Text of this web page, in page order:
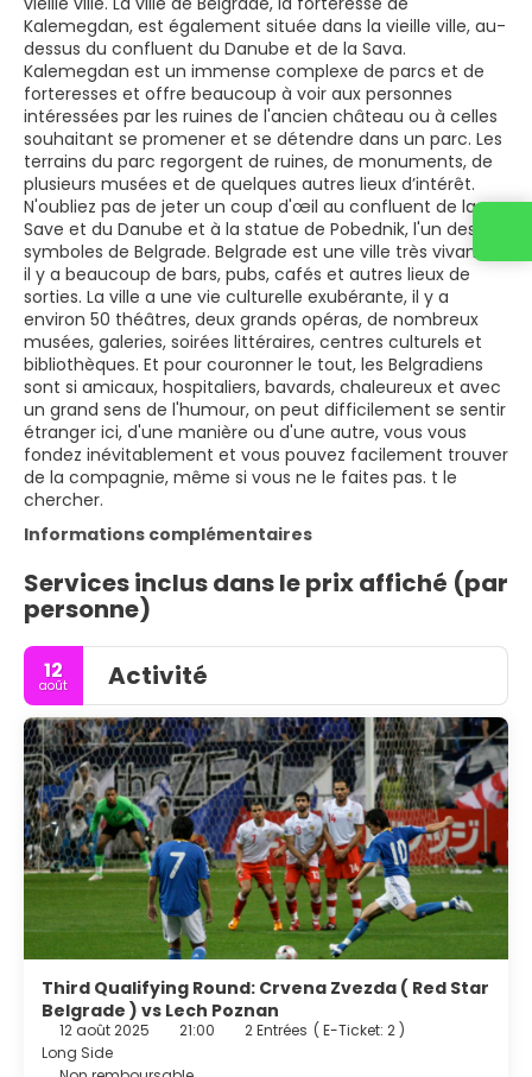
Kalemegdan, est également située dans la vieille ville, au-
dessus du confluent du Danube et de la Sava.
Kalemegdan est un immense complexe de parcs et de
forteresses et offre beaucoup à voir aux personnes
intéressées par les ruines de l'ancien château ou à celles
souhaitant se promener et se détendre dans un parc. Les
terrains du parc regorgent de ruines, de monuments, de
plusieurs musées et de quelques autres lieux d’intérêt.
N'oubliez pas de jeter un coup d'œil au confluent de la
Save et du Danube et à la statue de Pobednik, l'un des
symboles de Belgrade. Belgrade est une ville très vivante,
il y a beaucoup de bars, pubs, cafés et autres lieux de
sorties. La ville a une vie culturelle exubérante, il y a
environ 50 théâtres, deux grands opéras, de nombreux
musées, galeries, soirées littéraires, centres culturels et
bibliothèques. Et pour couronner le tout, les Belgradiens
sont si amicaux, hospitaliers, bavards, chaleureux et avec
un grand sens de l'humour, on peut difficilement se sentir
étranger ici, d'une manière ou d'une autre, vous vous
fondez inévitablement et vous pouvez facilement trouver
de la compagnie, même si vous ne le faites pas. t le
chercher.
Informations complémentaires
Services inclus dans le prix affiché (par
personne)
12
août Activité
Third Qualifying Round: Crvena Zvezda ( Red Star
Belgrade ) vs Lech Poznan
12 août 2025 21:00 2 Entrées ( E-Ticket: 2 )
Long Side